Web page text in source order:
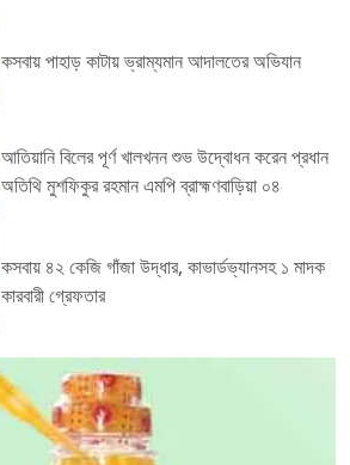
কসবায় পাহাড় কাটায় ভ্রাম্যমান আদালতের অভিযান
আতিয়ানি বিলের পূর্ণ খালখনন শুভ উদ্বোধন করেন প্রধান
অতিথি মুশফিকুর রহমান এমপি ব্রাহ্মণবাড়িয়া ০৪
কসবায় ৪২ কেজি গাঁজা উদ্ধার, কাভার্ডভ্যানসহ ১ মাদক
কারবারী গ্রেফতার